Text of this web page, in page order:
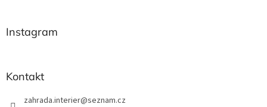
Instagram
Kontakt
zahrada.interier@seznam.cz